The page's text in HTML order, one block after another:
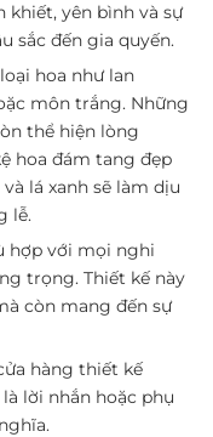
yên bình và sự
sắc đến gia quyến.
hoa như lan
môn trắng. Những
thể hiện lòng
hoa đám tang đẹp
lá xanh sẽ làm dịu
lễ.
hợp với mọi nghi
trọng. Thiết kế này
còn mang đến sự
hàng thiết kế
lời nhắn hoặc phụ